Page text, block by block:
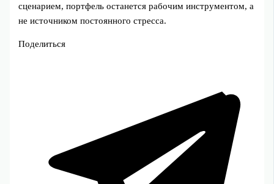
сценарием, портфель останется рабочим инструментом, а
не источником постоянного стресса.
Поделиться